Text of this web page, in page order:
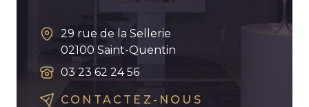
29 rue de la Sellerie
02100 Saint-Quentin
03 23 62 24 56
CONTACTEZ-NOUS